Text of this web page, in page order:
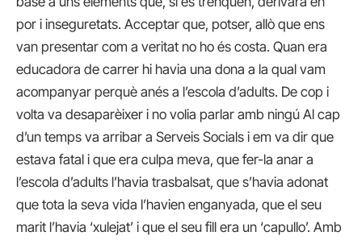
por i inseguretats. Acceptar que, potser, allò que ens
van presentar com a veritat no ho és costa. Quan era
educadora de carrer hi havia una dona a la qual vam
acompanyar perquè anés a l’escola d’adults. De cop i
volta va desaparèixer i no volia parlar amb ningú Al cap
d’un temps va arribar a Serveis Socials i em va dir que
estava fatal i que era culpa meva, que fer-la anar a
l’escola d’adults l’havia trasbalsat, que s’havia adonat
que tota la seva vida l’havien enganyada, que el seu
marit l’havia ‘xulejat’ i que el seu fill era un ‘capullo’. Amb